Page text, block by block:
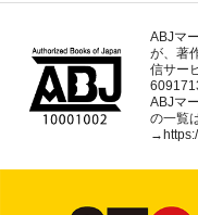
ABJマ
が、著
信サー
ABJマ
の一覧
→